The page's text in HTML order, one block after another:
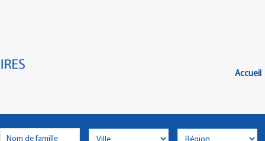
Меню
Accueil